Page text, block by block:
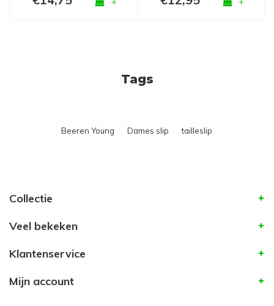
Tags
Beeren Young Dames slip tailleslip
Collectie
Veel bekeken
Klantenservice
Mijn account